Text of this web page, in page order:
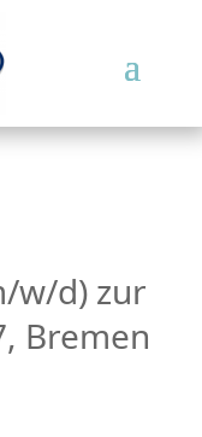
w/d) zur
Bremen